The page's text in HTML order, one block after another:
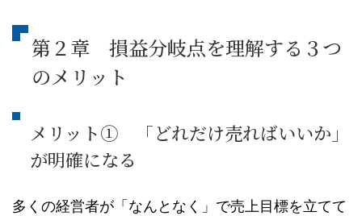
第２章 損益分岐点を理解する３つ
のメリット
メリット① 「どれだけ売ればいいか」
が明確になる
多くの経営者が「なんとなく」で売上目標を立てて